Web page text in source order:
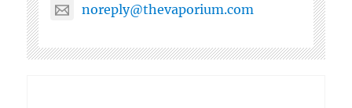
noreply@thevaporium.com